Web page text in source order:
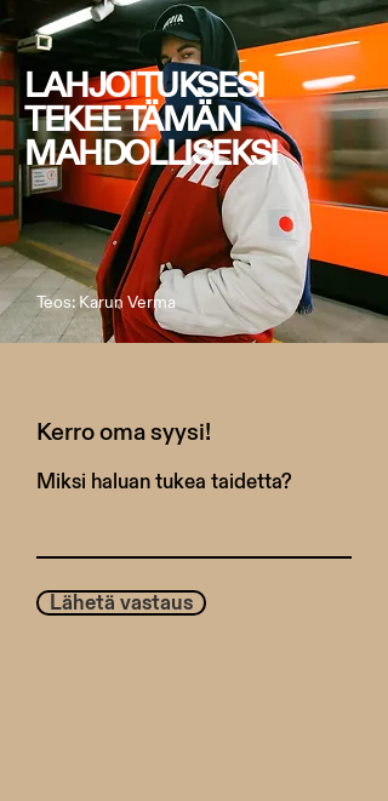
LAHJOITUKSESI
TEKEE TÄMÄN
MAHDOLLISEKSI
Teos: Karun Verma
Kerro oma syysi!
Miksi haluan tukea taidetta?
Lähetä vastaus